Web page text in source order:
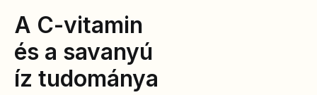
A C-vitamin
és a savanyú
íz tudománya